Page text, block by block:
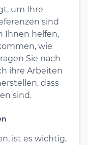
um Ihre
sind
Ihnen helfen,
wie
Sie nach
ihre Arbeiten
dass
sind.
ist es wichtig,